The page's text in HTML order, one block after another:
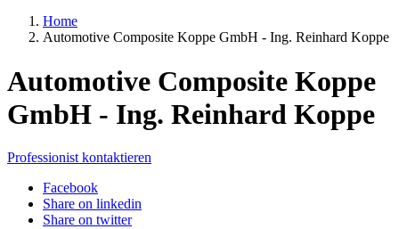
Home
Automotive Composite Koppe GmbH - Ing. Reinhard Koppe
Automotive Composite Koppe
GmbH - Ing. Reinhard Koppe
Professionist kontaktieren
Facebook
Share on linkedin
Share on twitter